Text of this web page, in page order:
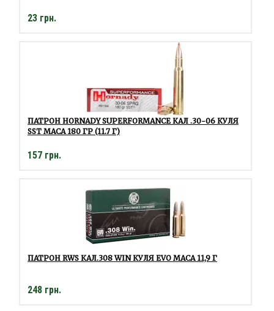
23 грн.
ПАТРОН HORNADY SUPERFORMANCE КАЛ .30-06 КУЛЯ
SST МАСА 180 ГР (11.7 Г)
157 грн.
ПАТРОН RWS КАЛ.308 WIN КУЛЯ EVO МАСА 11,9 Г
248 грн.